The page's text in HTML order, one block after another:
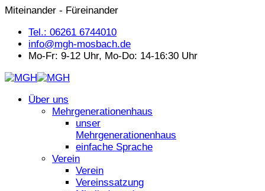
Miteinander - Füreinander
Tel.: 06261 6744010
info@mgh-mosbach.de
Mo-Fr: 9-12 Uhr, Mo-Do: 14-16:30 Uhr
Über uns
Mehrgenerationenhaus
unser
Mehrgenerationenhaus
einfache Sprache
Verein
Verein
Vereinssatzung